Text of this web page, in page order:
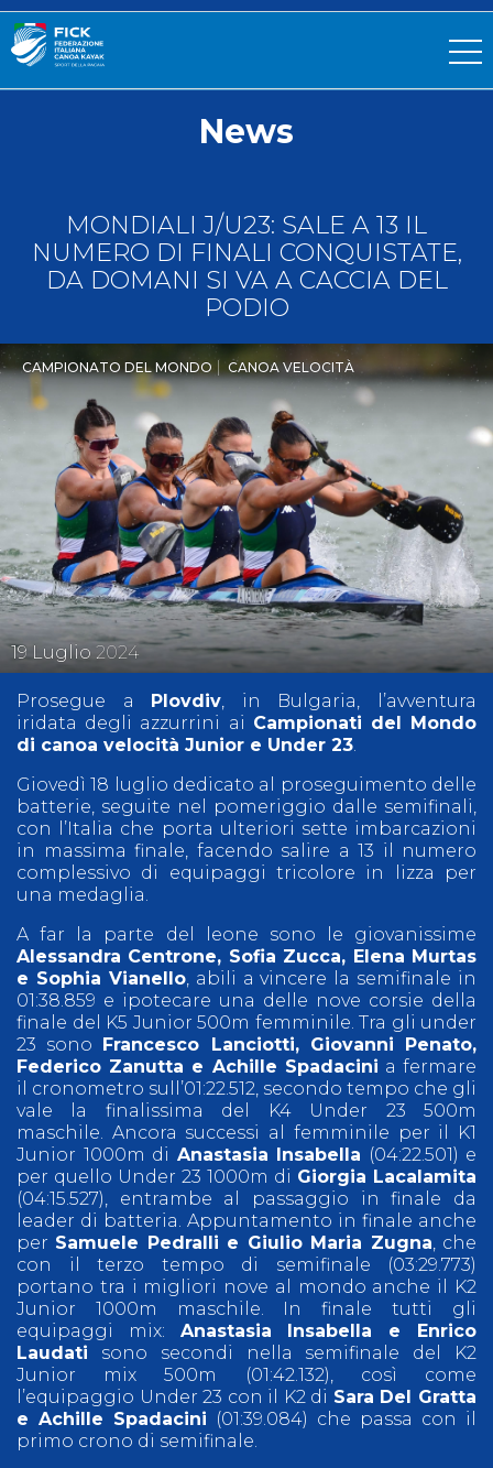
News
MONDIALI J/U23: SALE A 13 IL
NUMERO DI FINALI CONQUISTATE,
DA DOMANI SI VA A CACCIA DEL
PODIO
19Luglio 2024
CAMPIONATO DEL MONDO CANOA VELOCITÀ
Prosegue a Plovdiv , in Bulgaria, l’avventura
iridata degli azzurrini ai Campionati del Mondo
di canoa velocità Junior e Under 23
Giovedì 18 luglio dedicato al proseguimento delle
batterie, seguite nel pomeriggio dalle semifinali,
con l’Italia che porta ulteriori sette imbarcazioni
in massima finale, facendo salire a 13 il numero
complessivo di equipaggi tricolore in lizza per
una medaglia.
A far la parte del leone sono le giovanissime
Alessandra Centrone, Sofia Zucca, Elena Murtas
e Sophia Vianello, abili a vincere la semifinale in
01:38.859 e ipotecare una delle nove corsie della
finale del K5 Junior 500m femminile. Tra gli under
23 sono Francesco Lanciotti, Giovanni Penato,
Federico Zanutta e Achille Spadacini a fermare
il cronometro sull’01:22.512, secondo tempo che gli
vale la finalissima del K4 Under 23 500m
maschile. Ancora successi al femminile per il K1
Junior 1000m di Anastasia Insabella (04:22.501) e
per quello Under 23 1000m di Giorgia Lacalamita
(04:15.527), entrambe al passaggio in finale da
leader di batteria. Appuntamento in finale anche
per Samuele Pedralli e Giulio Maria Zugna , che
con il terzo tempo di semifinale (03:29.773)
portano tra i migliori nove al mondo anche il K2
Junior 1000m maschile. In finale tutti gli
equipaggi mix: Anastasia Insabella e Enrico
Laudati sono secondi nella semifinale del K2
Junior mix 500m (01:42.132), così come
l’equipaggio Under 23 con il K2 di Sara Del Gratta
e Achille Spadacini (01:39.084) che passa con il
primo crono di semifinale.